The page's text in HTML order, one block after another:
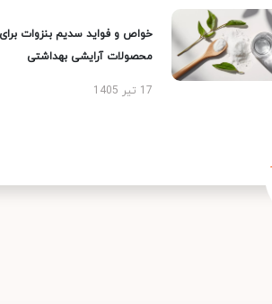
خواص و فواید سدیم بنزوات
محصولات آرایشی بهداشتی
17 تیر 1405